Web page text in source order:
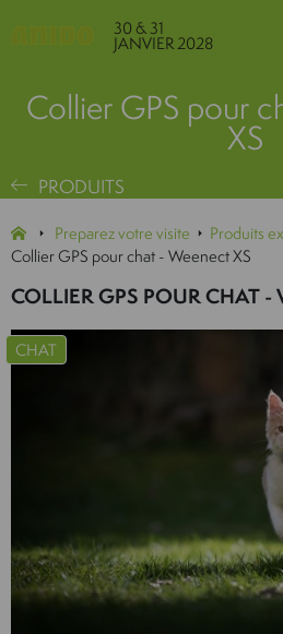
30 & 31
JANVIER 2028
Collier GPS pour
XS
PRODUITS
Preparez votre visite
Produits
Collier GPS pour chat - Weenect XS
COLLIER GPS POUR CHAT -
CHAT